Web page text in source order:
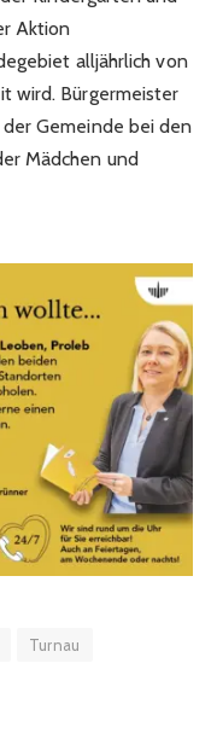
Aktion
alljährlich von
wird. Bürgermeister
Gemeinde bei den
Mädchen und
Turnau